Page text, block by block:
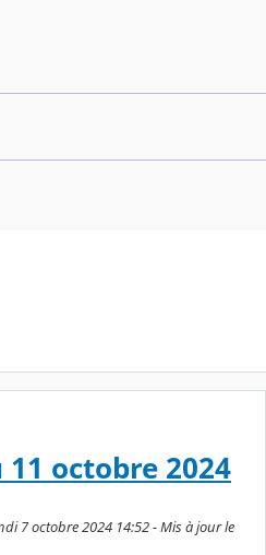
octobre 2024
7 octobre 2024 14:52 - Mis à jour le